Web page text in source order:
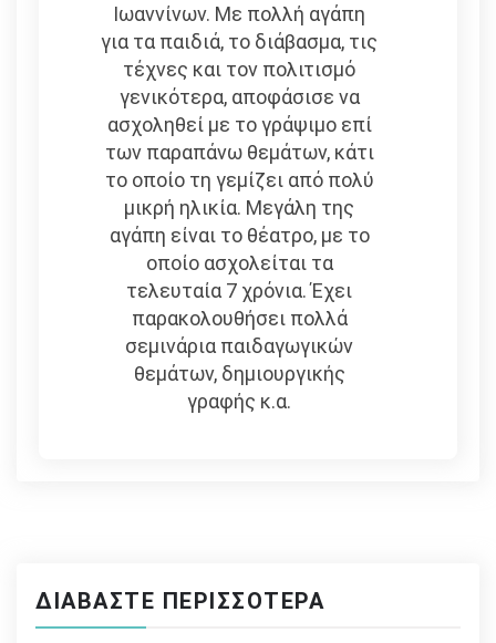
Ιωαννίνων. Με πολλή αγάπη
για τα παιδιά, το διάβασμα, τις
τέχνες και τον πολιτισμό
γενικότερα, αποφάσισε να
ασχοληθεί με το γράψιμο επί
των παραπάνω θεμάτων, κάτι
το οποίο τη γεμίζει από πολύ
μικρή ηλικία. Μεγάλη της
αγάπη είναι το θέατρο, με το
οποίο ασχολείται τα
τελευταία 7 χρόνια. Έχει
παρακολουθήσει πολλά
σεμινάρια παιδαγωγικών
θεμάτων, δημιουργικής
γραφής κ.α.
ΔΙΑΒΆΣΤΕ ΠΕΡΙΣΣΌΤΕΡΑ